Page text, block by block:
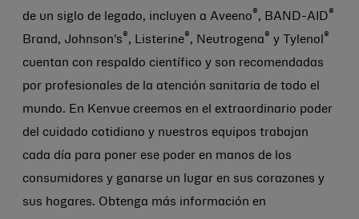
de un siglo de legado, incluyen a Aveeno ® , BAND-AID ®
Brand, Johnson's ® , Listerine® , Neutrogena ® y Tylenol ®
cuentan con respaldo científico y son recomendadas
por profesionales de la atención sanitaria de todo el
mundo. En Kenvue creemos en el extraordinario poder
del cuidado cotidiano y nuestros equipos trabajan
cada día para poner ese poder en manos de los
consumidores y ganarse un lugar en sus corazones y
sus hogares. Obtenga más información en